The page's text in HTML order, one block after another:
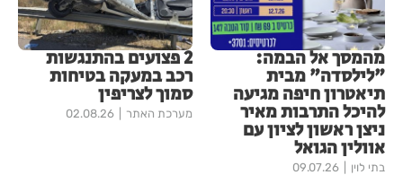
מהמסך אל הבמה:
"לילסדה" מבית
תיאטרון חיפה מגיעה
להיכל התרבות מאיר
ניצן ראשון לציון עם
אוולין הגואל
בתי לוין 09.07.26
2 פצועים בהתנגשות
רכב במעקה בטיחות
סמוך לצריפין
מערכת האתר 02.08.26